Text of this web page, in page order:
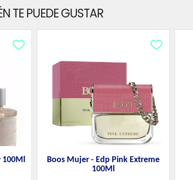
TE PUEDE GUSTAR
100Ml
Boos Mujer - Edp Pink Extreme
100Ml